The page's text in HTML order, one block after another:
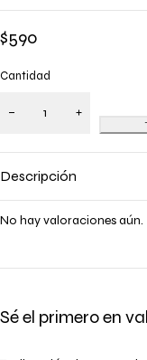
$590
Cantidad
Descripción
No hay valoraciones aún.
Sé el primero en